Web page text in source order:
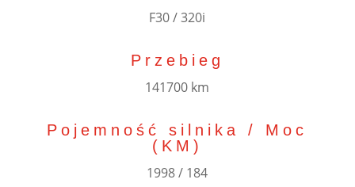
F30 / 320i
Przebieg
141700 km
Pojemność silnika / Moc
(KM)
1998 / 184